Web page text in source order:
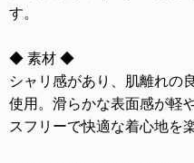
す。
◆ 素材 ◆
シャリ感があり、肌離れの
使用。滑らかな表面感が軽
スフリーで快適な着心地を